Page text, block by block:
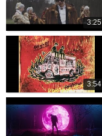
3:25
3:54